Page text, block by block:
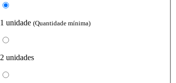
1 unidade (Quantidade mínima)
2 unidades